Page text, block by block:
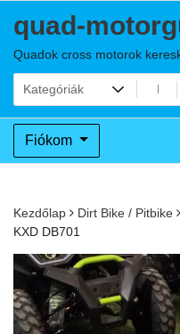
quad-
Quadok cross motorok
Fiókom
Kezdőlap Dirt Bike / Pitbike
KXD DB701